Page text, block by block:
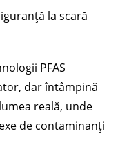
la scară
PFAS
dar întâmpină
reală, unde
de contaminanți